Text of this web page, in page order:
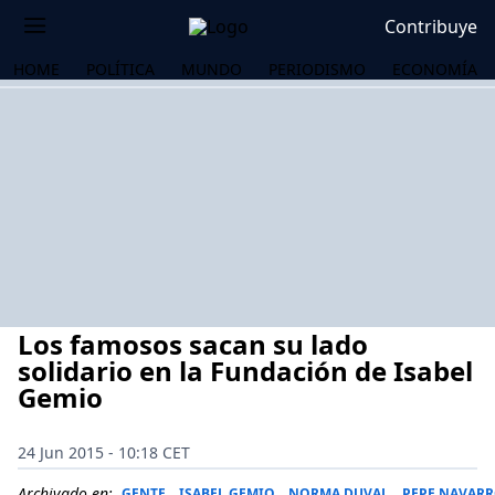
Contribuye
HOME POLÍTICA MUNDO PERIODISMO ECONOMÍA
Los famosos sacan su lado
solidario en la Fundación de Isabel
Gemio
24 Jun 2015 - 10:18 CET